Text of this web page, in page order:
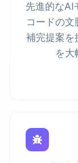
先進的なAI
コードの
補完提案を
を大